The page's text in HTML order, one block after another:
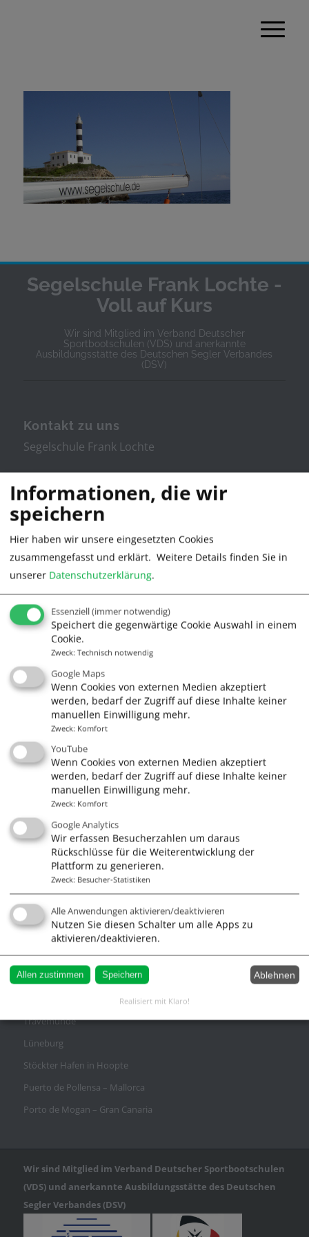
Segelschule Frank Lochte -
Voll auf Kurs
Wir sind Mitglied im Verband Deutscher
Sportbootschulen (VDS) und anerkannte
Ausbildungsstätte des Deutschen Segler Verbandes
(DSV)
Kontakt zu uns
Segelschule Frank Lochte
Stresemannstr. 11
21335 Lüneburg
Tel. 04131/380022
info@segelschule.de
Quick Links
Gutscheine
Führerscheine
Kurse
Törns & Mitsegeln
Skippertraining
Charter
Infos
Impressum
AGB
Datenschutz
Travemünde
Lüneburg
Stöckter Hafen in Hoopte
Puerto de Pollensa – Mallorca
Porto de Mogan – Gran Canaria
Wir sind Mitglied im Verband Deutscher Sportbootschulen
(VDS) und anerkannte Ausbildungsstätte des Deutschen
Segler Verbandes (DSV)
Informationen, die wir
speichern
Hier haben wir unsere eingesetzten Cookies
zusammengefasst und erklärt. Weitere Details finden Sie in
unserer Datenschutzerklärung.
Essenziell(immer notwendig)
Speichert die gegenwärtige Cookie Auswahl in einem
Cookie.
Zweck: Technisch notwendig
Google Maps
Wenn Cookies von externen Medien akzeptiert
werden, bedarf der Zugriff auf diese Inhalte keiner
manuellen Einwilligung mehr.
Zweck: Komfort
YouTube
Wenn Cookies von externen Medien akzeptiert
werden, bedarf der Zugriff auf diese Inhalte keiner
manuellen Einwilligung mehr.
Zweck: Komfort
Google Analytics
Wir erfassen Besucherzahlen um daraus
Rückschlüsse für die Weiterentwicklung der
Plattform zu generieren.
Zweck: Besucher-Statistiken
Alle Anwendungen aktivieren/deaktivieren
Nutzen Sie diesen Schalter um alle Apps zu
aktivieren/deaktivieren.
Allen zustimmen Speichern Ablehnen
Realisiert mit Klaro!